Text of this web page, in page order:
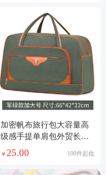
加密帆布旅行包大容量高
级感手提单肩包外贸长短
￥25.00 100件起批